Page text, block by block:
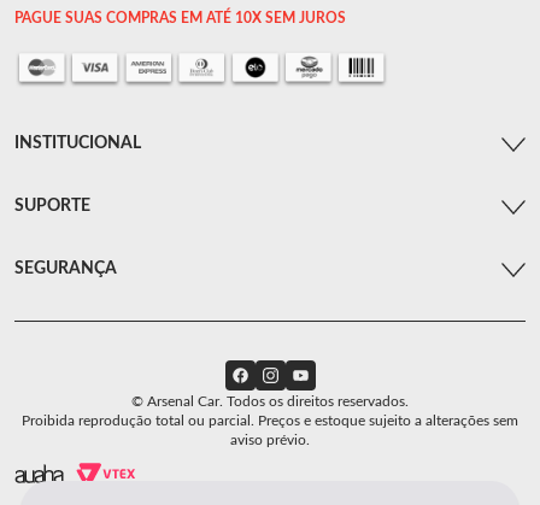
PAGUE SUAS COMPRAS EM ATÉ 10X SEM JUROS
INSTITUCIONAL
SUPORTE
SEGURANÇA
© Arsenal Car. Todos os direitos reservados.
Proibida reprodução total ou parcial. Preços e estoque sujeito a alterações sem
aviso prévio.